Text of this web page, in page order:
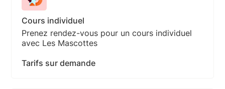
Cours individuel
Prenez rendez-vous pour un cours individuel
avec Les Mascottes
Tarifs sur demande